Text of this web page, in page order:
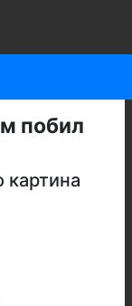
побил
картина